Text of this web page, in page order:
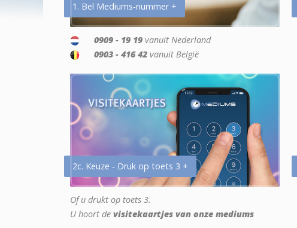
1. Bel Mediums-nummer +
0909 - 19 19 vanuit Nederland
0903 - 416 42 vanuit België
2c. Keuze - Druk op toets 3 +
Of u drukt op toets 3.
U hoort de visitekaartjes van onze mediums